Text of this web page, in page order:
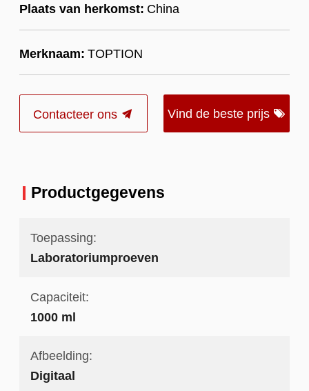
Plaats van herkomst: China
Merknaam: TOPTION
Contacteer ons Vind de beste prijs
Productgegevens
Toepassing:
Laboratoriumproeven
Capaciteit:
1000 ml
Afbeelding:
Digitaal